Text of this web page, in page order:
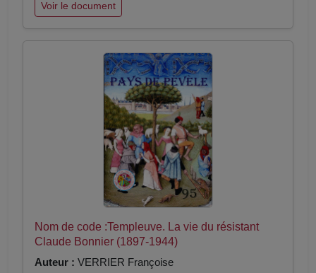
Voir le document
Nom de code :Templeuve. La vie du résistant
Claude Bonnier (1897-1944)
Auteur : VERRIER Françoise